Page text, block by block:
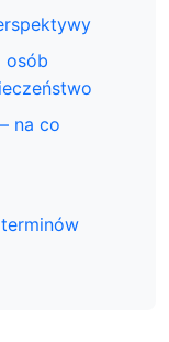
osób
na co